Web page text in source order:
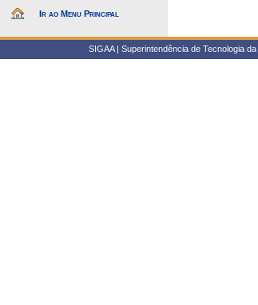
Ir ao Menu Principal
SIGAA | Superintendência de Tecnologia